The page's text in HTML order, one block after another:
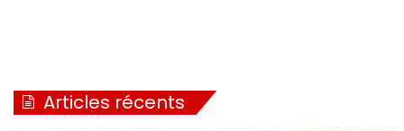
Articles récents